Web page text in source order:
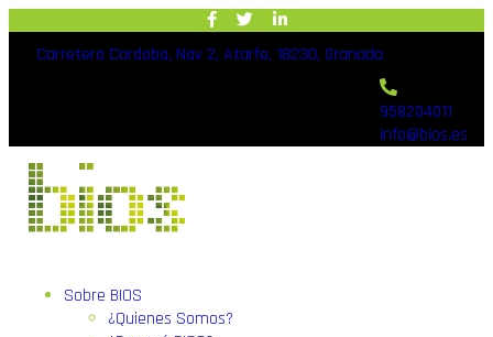
Carretera Cordoba, Nav 2, Atarfe, 18230, Granada
958204011
info@bios.es
Sobre BIOS
¿Quienes Somos?